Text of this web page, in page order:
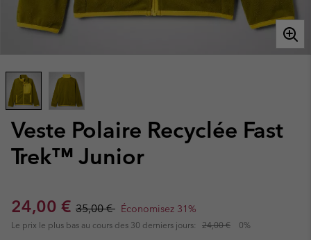
Veste Polaire Recyclée Fast
Trek™ Junior
Sale price:
24,00 € Regular price:
35,00 € Économisez 31%
Le prix le plus bas au cours des 30 derniers jours: 24,00 € 0%